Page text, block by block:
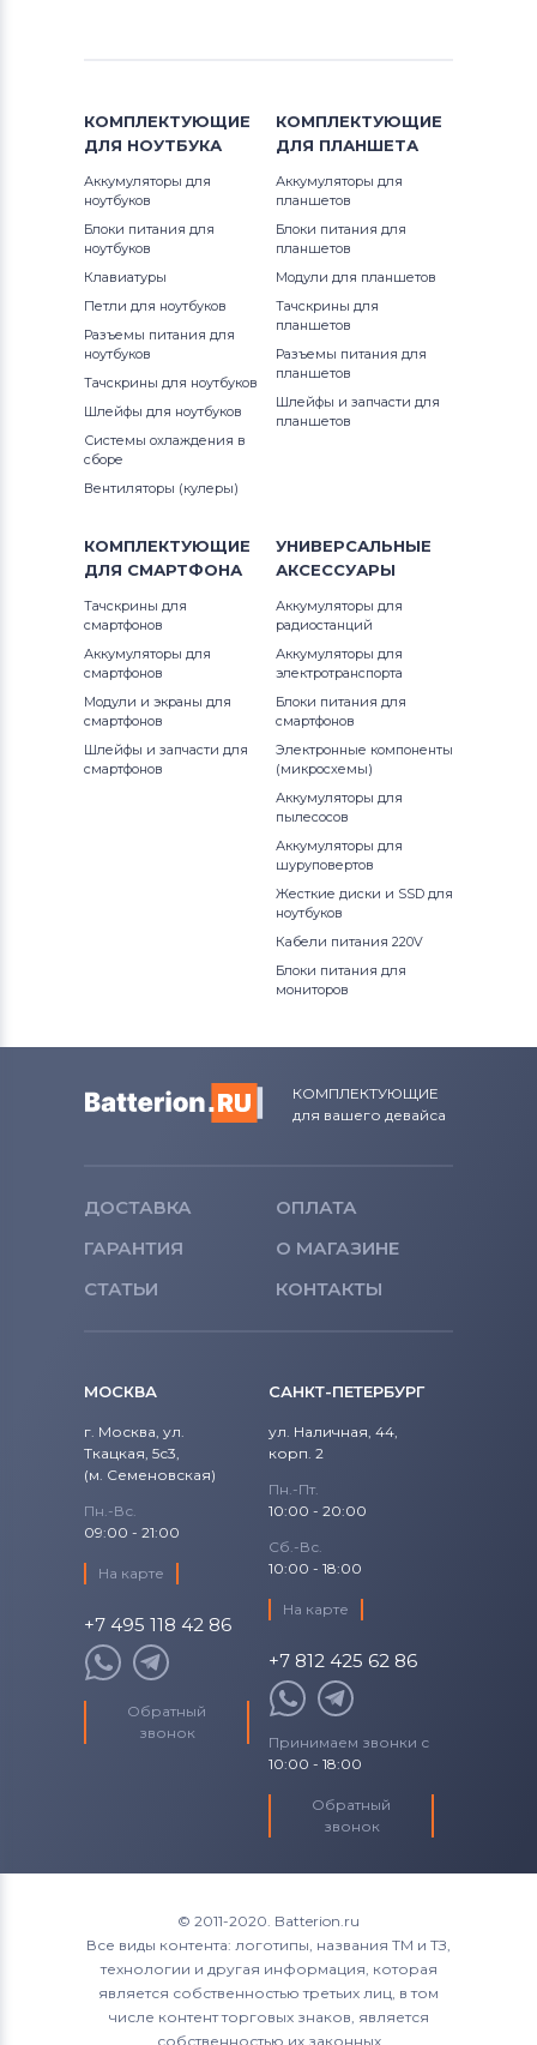
КОМПЛЕКТУЮЩИЕ
ДЛЯ НОУТБУКА
Аккумуляторы для
ноутбуков
Блоки питания для
ноутбуков
Клавиатуры
Петли для ноутбуков
Разъемы питания для
ноутбуков
Тачскрины для ноутбуков
Шлейфы для ноутбуков
Системы охлаждения в
сборе
Вентиляторы (кулеры)
КОМПЛЕКТУЮЩИЕ
ДЛЯ ПЛАНШЕТА
Аккумуляторы для
планшетов
Блоки питания для
планшетов
Модули для планшетов
Тачскрины для
планшетов
Разъемы питания для
планшетов
Шлейфы и запчасти для
планшетов
КОМПЛЕКТУЮЩИЕ
ДЛЯ СМАРТФОНА
Тачскрины для
смартфонов
Аккумуляторы для
смартфонов
Модули и экраны для
смартфонов
Шлейфы и запчасти для
смартфонов
УНИВЕРСАЛЬНЫЕ
АКСЕССУАРЫ
Аккумуляторы для
радиостанций
Аккумуляторы для
электротранспорта
Блоки питания для
смартфонов
Электронные компоненты
(микросхемы)
Аккумуляторы для
пылесосов
Аккумуляторы для
шуруповертов
Жесткие диски и SSD для
ноутбуков
Кабели питания 220V
Блоки питания для
мониторов
КОМПЛЕКТУЮЩИЕ
для вашего девайса
ДОСТАВКА
ОПЛАТА
ГАРАНТИЯ
О МАГАЗИНЕ
СТАТЬИ
КОНТАКТЫ
МОСКВА
г. Москва, ул.
Ткацкая, 5с3,
(м. Семеновская)
Пн.-Вс.
09:00 - 21:00
На карте
+7 495 118 42 86
Обратный
звонок
САНКТ-ПЕТЕРБУРГ
ул. Наличная, 44,
корп. 2
Пн.-Пт.
10:00 - 20:00
Сб.-Вс.
10:00 - 18:00
На карте
+7 812 425 62 86
Принимаем звонки с
10:00 - 18:00
Обратный
звонок
© 2011-2020. Batterion.ru
Все виды контента: логотипы, названия ТМ и ТЗ,
технологии и другая информация, которая
является собственностью третьих лиц, в том
числе контент торговых знаков, является
собственностью их законных